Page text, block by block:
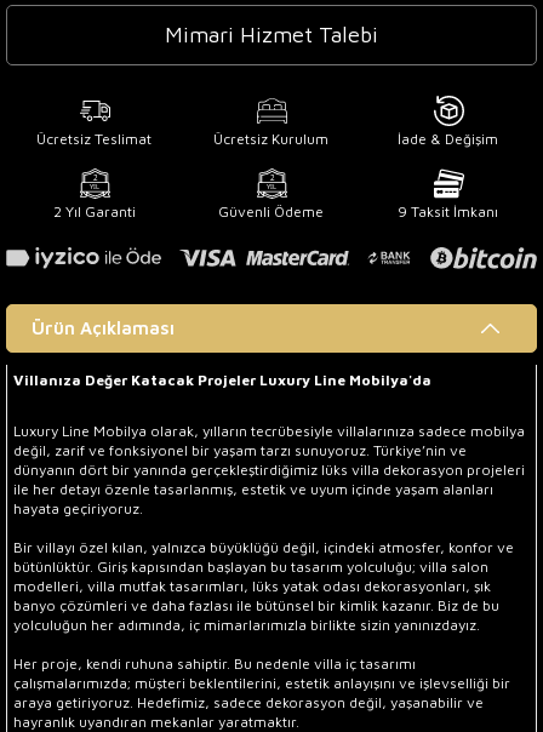
Mimari Hizmet Talebi
Ücretsiz Teslimat Ücretsiz Kurulum İade & Değişim
2 Yıl Garanti Güvenli Ödeme 9 Taksit İmkanı
Ürün Açıklaması
Villanıza Değer Katacak Projeler Luxury Line Mobilya'da
Luxury Line Mobilya olarak, yılların tecrübesiyle villalarınıza sadece mobilya
değil, zarif ve fonksiyonel bir yaşam tarzı sunuyoruz. Türkiye’nin ve
dünyanın dört bir yanında gerçekleştirdiğimiz lüks villa dekorasyon projeleri
ile her detayı özenle tasarlanmış, estetik ve uyum içinde yaşam alanları
hayata geçiriyoruz.
Bir villayı özel kılan, yalnızca büyüklüğü değil, içindeki atmosfer, konfor ve
bütünlüktür. Giriş kapısından başlayan bu tasarım yolculuğu; villa salon
modelleri, villa mutfak tasarımları, lüks yatak odası dekorasyonları, şık
banyo çözümleri ve daha fazlası ile bütünsel bir kimlik kazanır. Biz de bu
yolculuğun her adımında, iç mimarlarımızla birlikte sizin yanınızdayız.
Her proje, kendi ruhuna sahiptir. Bu nedenle villa iç tasarımı
çalışmalarımızda; müşteri beklentilerini, estetik anlayışını ve işlevselliği bir
araya getiriyoruz. Hedefimiz, sadece dekorasyon değil, yaşanabilir ve
hayranlık uyandıran mekanlar yaratmaktır.